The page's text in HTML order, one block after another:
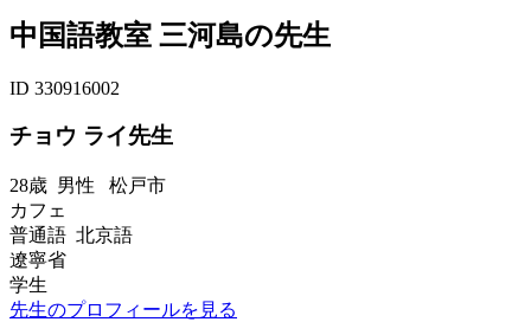
中国語教室 三河島の先生
ID 330916002
チョウ ライ先生
28歳 男性 松戸市
カフェ
普通語 北京語
遼寧省
学生
先生のプロフィールを見る